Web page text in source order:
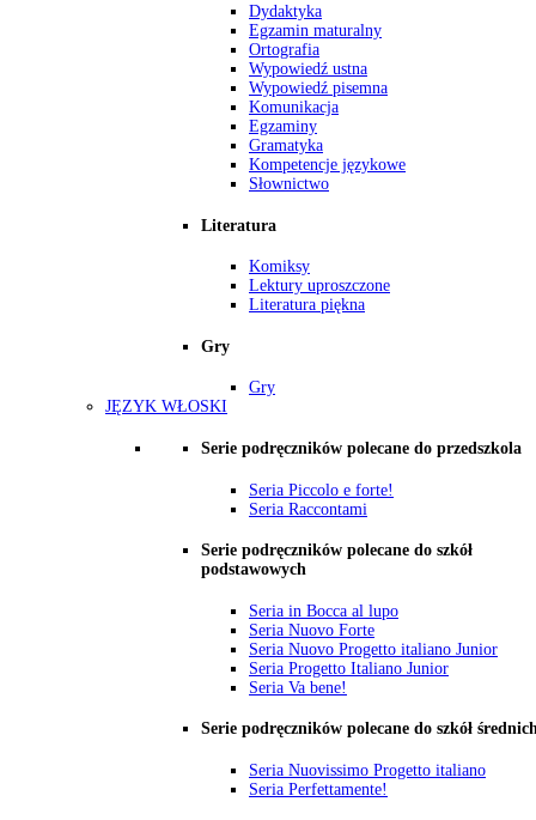
Dydaktyka
Egzamin maturalny
Ortografia
Wypowiedź ustna
Wypowiedź pisemna
Komunikacja
Egzaminy
Gramatyka
Kompetencje językowe
Słownictwo
Literatura
Komiksy
Lektury uproszczone
Literatura piękna
Gry
Gry
JĘZYK WŁOSKI
Serie podręczników polecane do przedszkola
Seria Piccolo e forte!
Seria Raccontami
Serie podręczników polecane do szkół
podstawowych
Seria in Bocca al lupo
Seria Nuovo Forte
Seria Nuovo Progetto italiano Junior
Seria Progetto Italiano Junior
Seria Va bene!
Serie podręczników polecane do szkół
Seria Nuovissimo Progetto italiano
Seria Perfettamente!